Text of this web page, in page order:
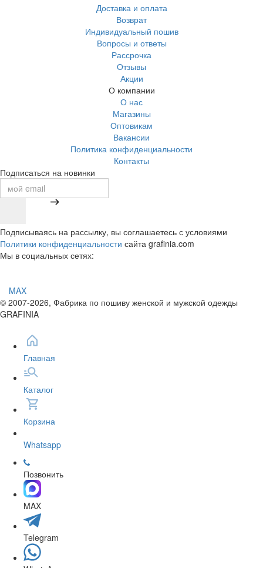
Доставка и оплата
Возврат
Индивидуальный пошив
Вопросы и ответы
Рассрочка
Отзывы
Акции
О компании
О нас
Магазины
Оптовикам
Вакансии
Политика конфиденциальности
Контакты
Подписаться на новинки
Подписываясь на рассылку, вы соглашаетесь с условиями
Политики конфиденциальности сайта grafinia.com
Мы в социальных сетях:
MAX
© 2007-2026, Фабрика по пошиву женской и мужской одежды
GRAFINIA
Главная
Каталог
Корзина
Whatsapp
Позвонить
MAX
Telegram